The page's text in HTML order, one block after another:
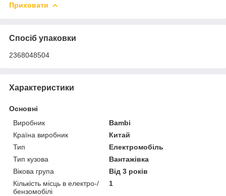
Приховати
Спосіб упаковки
2368048504
Характеристики
Основні
Виробник
Bambi
Країна виробник
Китай
Тип
Електромобіль
Тип кузова
Вантажівка
Вікова група
Від 3 років
Кількість місць в електро-/
бензомобілі
1